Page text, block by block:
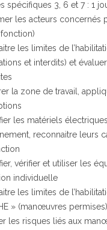
spécifiques 3, 6 et 7 : 1
les acteurs concernés
les limites de
et interdits) et
la zone de travail,
les matériels
reconnaitre leurs
vérifier et utiliser les
individuelle
les limites de
» (manœuvres permises)
les risques liés aux